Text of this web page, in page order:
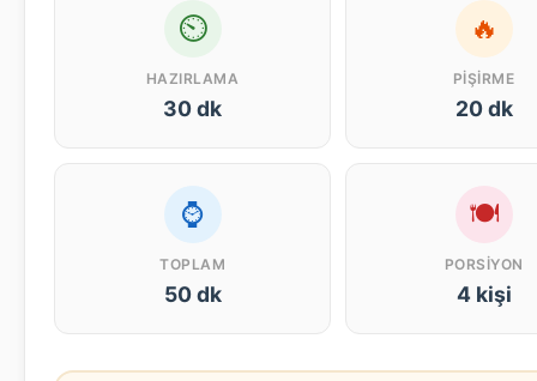
⏲
HAZIRLAMA
30 dk
🔥
PIŞIRME
20 dk
⌚
TOPLAM
50 dk
🍽
PORSIYON
4 kişi